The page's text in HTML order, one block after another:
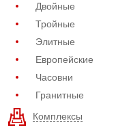
Двойные
Тройные
Элитные
Европейские
Часовни
Гранитные
Комплексы